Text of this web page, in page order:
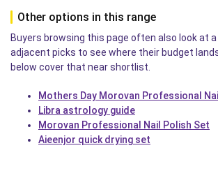
Other options in this range
Buyers browsing this page often also look at
adjacent picks to see where their budget
below cover that near shortlist.
Mothers Day Morovan Professional
Libra astrology guide
Morovan Professional Nail Polish Set
Aieenjor quick drying set